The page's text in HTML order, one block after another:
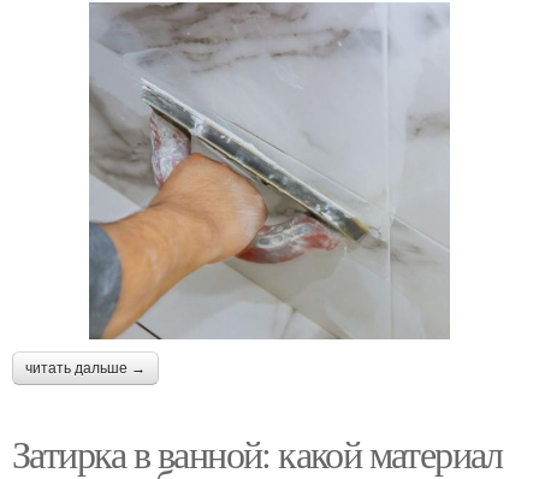
читать дальше →
Затирка в ванной: какой материал